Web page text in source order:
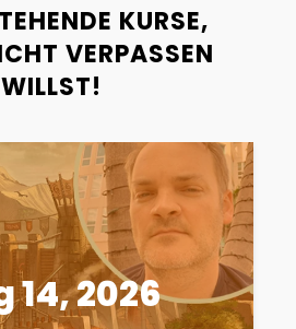
KURSE,
VERPASSEN
WILLST!
14, 2026